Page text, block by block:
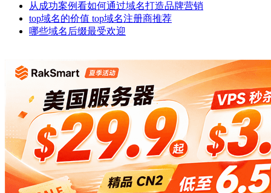
从成功案例看如何通过域名打造品牌营销
top域名的价值 top域名注册商推荐
哪些域名后缀最受欢迎